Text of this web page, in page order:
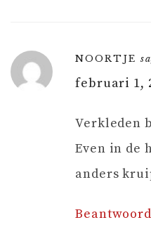
NOORTJE
februari 1,
Verkleden
Even in de
anders